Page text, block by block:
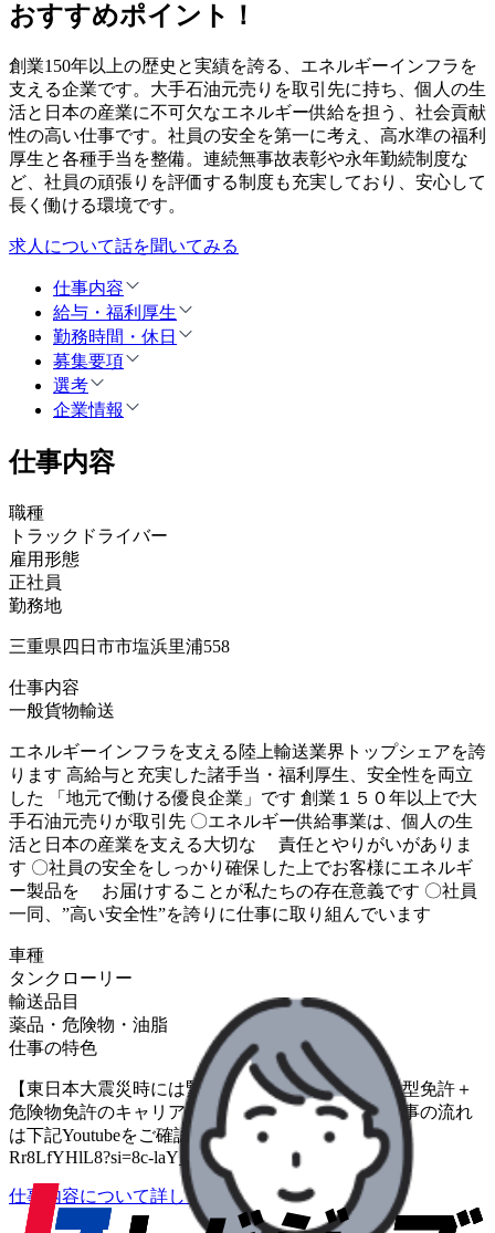
おすすめポイント！
創業150年以上の歴史と実績を誇る、エネルギーインフラを
支える企業です。大手石油元売りを取引先に持ち、個人の生
活と日本の産業に不可欠なエネルギー供給を担う、社会貢献
性の高い仕事です。社員の安全を第一に考え、高水準の福利
厚生と各種手当を整備。連続無事故表彰や永年勤続制度な
ど、社員の頑張りを評価する制度も充実しており、安心して
長く働ける環境です。
求人について話を聞いてみる
仕事内容
給与・福利厚生
勤務時間・休日
募集要項
選考
企業情報
仕事内容
職種
トラックドライバー
雇用形態
正社員
勤務地
三重県四日市市塩浜里浦558
仕事内容
一般貨物輸送
エネルギーインフラを支える陸上輸送業界トップシェアを誇
ります 高給与と充実した諸手当・福利厚生、安全性を両立
した 「地元で働ける優良企業」です 創業１５０年以上で大
手石油元売りが取引先 〇エネルギー供給事業は、個人の生
活と日本の産業を支える大切な 責任とやりがいがありま
す 〇社員の安全をしっかり確保した上でお客様にエネルギ
ー製品を お届けすることが私たちの存在意義です 〇社員
一同、”高い安全性”を誇りに仕事に取り組んでいます
車種
タンクローリー
輸送品目
薬品・危険物・油脂
仕事の特色
【東日本大震災時には緊急石油輸送で貢献】 ・大型免許＋
危険物免許のキャリアを活かせます。 ・一日の仕事の流れ
は下記Youtubeをご確認ください。 https://youtu.be/-
Rr8LfYHlL8?si=8c-laY_UzUM2BrAj
仕事内容について詳しく知りたい